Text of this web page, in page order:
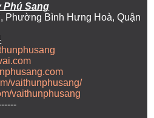
Phú Sang
Phường Bình Hưng Hoà, Quận
vaithunphusang/
vaithunphusang